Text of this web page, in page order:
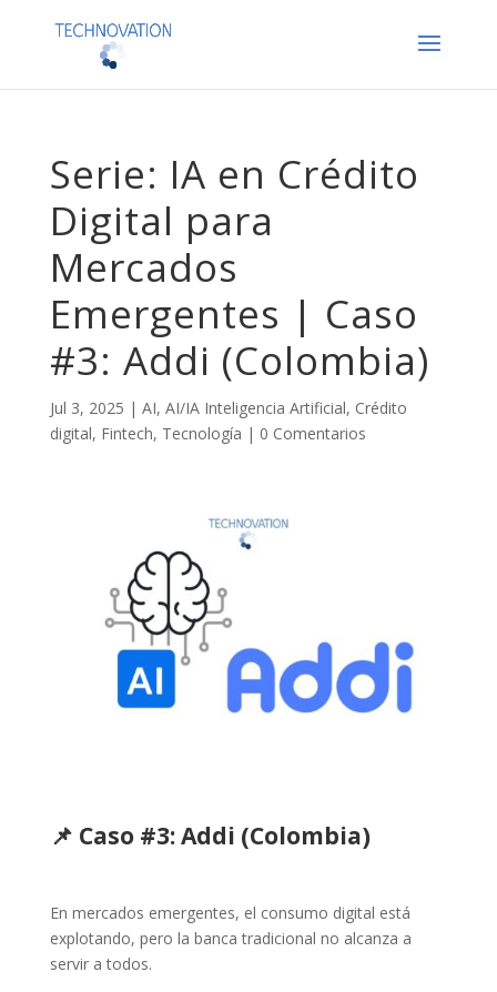
Serie: IA en Crédito
Digital para
Mercados
Emergentes | Caso
#3: Addi (Colombia)
Jul 3, 2025 | AI, AI/IA Inteligencia Artificial, Crédito
digital, Fintech, Tecnología | 0 Comentarios
📌 Caso #3:Addi (Colombia)
En mercados emergentes, el consumo digital está
explotando, pero la banca tradicional no alcanza a
servir a todos.